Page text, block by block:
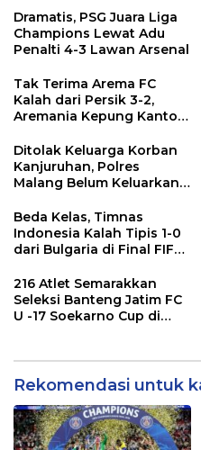
Dramatis, PSG Juara Liga
Champions Lewat Adu
Penalti 4-3 Lawan Arsenal
Tak Terima Arema FC
Kalah dari Persik 3-2,
Aremania Kepung Kantor
Jalan Beberapa Jam
Ditolak Keluarga Korban
Kanjuruhan, Polres
Malang Belum Keluarkan
Persebaya
Beda Kelas, Timnas
Indonesia Kalah Tipis 1-0
dari Bulgaria di Final FIFA
216 Atlet Semarakkan
Seleksi Banteng Jatim FC
U -17 Soekarno Cup di
Rekomendasi untuk